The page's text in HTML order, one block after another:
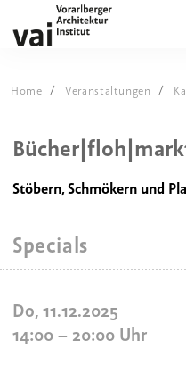
Home Veranstaltungen
Stöbern, Schmökern und
Specials
Do, 11.12.2025
14:00 – 20:00 Uhr